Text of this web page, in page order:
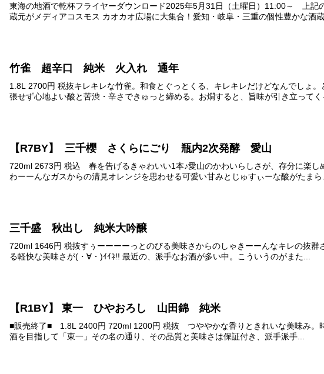
東海の地酒で乾杯フライヤーダウンロード2025年5月31日（土曜日）11:00～ 上記
蔵元がメディアコスモス カオカオ広場に大集合！愛知・岐阜・三重の個性豊かな酒蔵
竹雀 超辛口 純米 火入れ 通年
1.8L 2700円 税抜キレキレな竹雀。和食とぐっとくる、キレキレだけどなんでしょ
張せず心地よい酸と苦渋・辛さできゅっと締める。お燗すると、旨味が引き立ってく
【R7BY】 三千櫻 さくらにごり 瓶内2次発酵 愛山
720ml 2673円 税込 春を告げるきゃわいい1本♪愛山のかわいらしさが、存分に楽
わーーんなガスからの清見オレンジを思わせる可愛い甘みとじゅすぃーな酸がたまら
三千盛 秋出し 純米大吟醸
720ml 1646円 税抜すぅーーーーっとのびる美味さからのしゃきーーんなキレの抜
る軽快な美味さが(・∀・)ｲｲﾈ!! 最近の、派手なお酒が多い中。こういうのがまた...
【R1BY】 東一 ひやおろし 山田錦 純米
■販売終了■ 1.8L 2400円 720ml 1200円 税抜 つややかな香りときれいな美味み。
酒を目指して「東一」その名の通り、その品質と美味さは保証付き、派手派手...